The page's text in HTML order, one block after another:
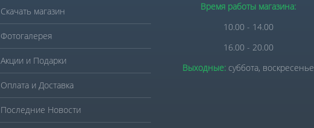
Скачать магазин
Фотогалерея
Акции и Подарки
Оплата и Доставка
Последние Новости
Время работы магазина:
10.00 - 14.00
16.00 - 20.00
Выходные: суббота, воскресенье